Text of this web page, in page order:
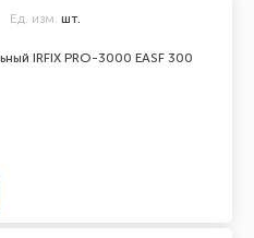
IRFIX PRO-3000 EASF 300
Ед. изм. шт.